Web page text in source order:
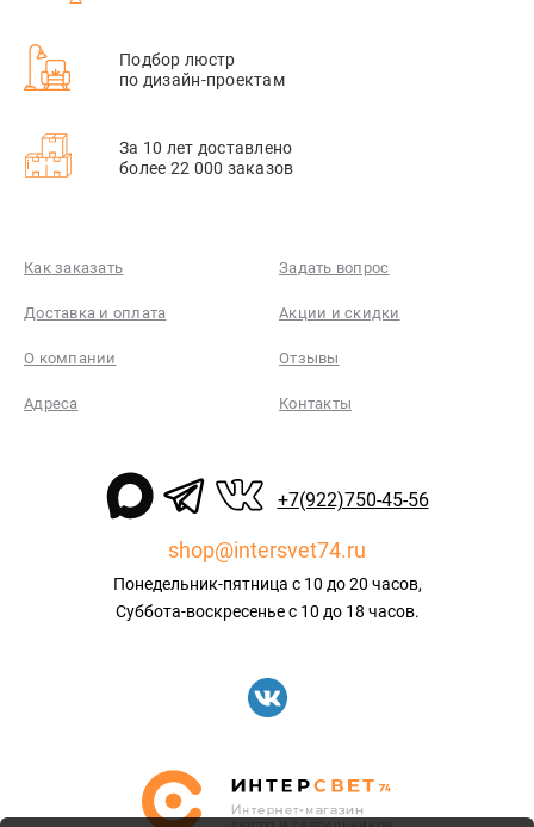
Подбор люстр
по дизайн-проектам
За 10 лет доставлено
более 22 000 заказов
Как заказать Задать вопрос
Доставка и оплата Акции и скидки
О компании Отзывы
Адреса Контакты
+7(922)750-45-56
shop@intersvet74.ru
Понедельник-пятница с 10 до 20 часов,
Суббота-воскресенье с 10 до 18 часов.